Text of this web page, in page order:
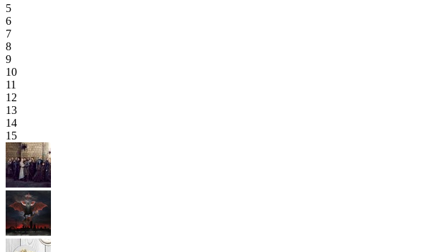
5
6
7
8
9
10
11
12
13
14
15